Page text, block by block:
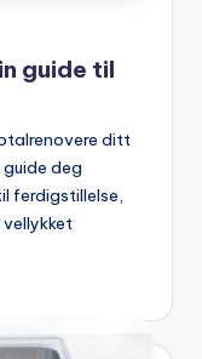
guide til
ditt
deg
ferdigstillelse,
vellykket